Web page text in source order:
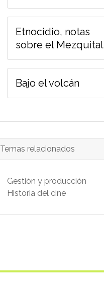
Etnocidio, notas
sobre el Mezquital
Bajo el volcán
Temas relacionados
Gestión y producción
Historia del cine